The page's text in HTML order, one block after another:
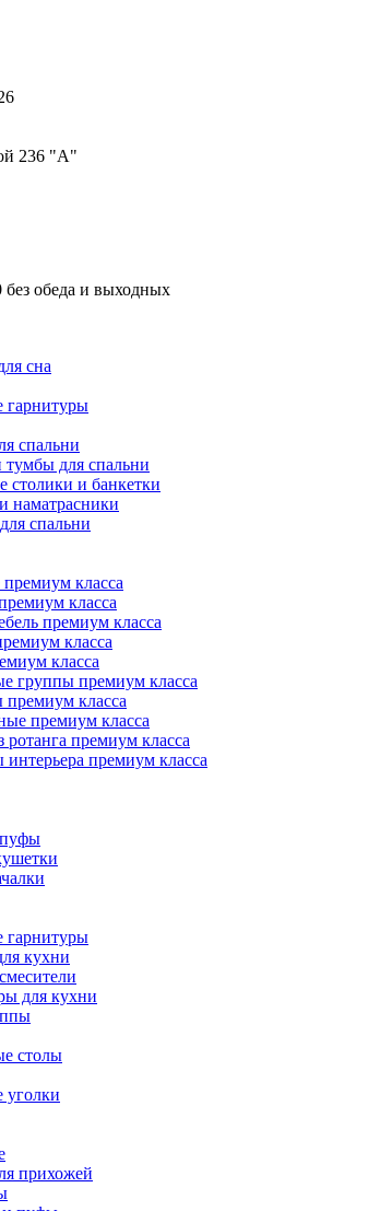
236 "А"
обеда и выходных
сна
гарнитуры
спальни
для спальни
столики и банкетки
наматрасники
спальни
класса
класса
премиум класса
класса
класса
группы премиум класса
класса
премиум класса
ротанга премиум класса
премиум класса
гарнитуры
кухни
для кухни
столы
уголки
прихожей